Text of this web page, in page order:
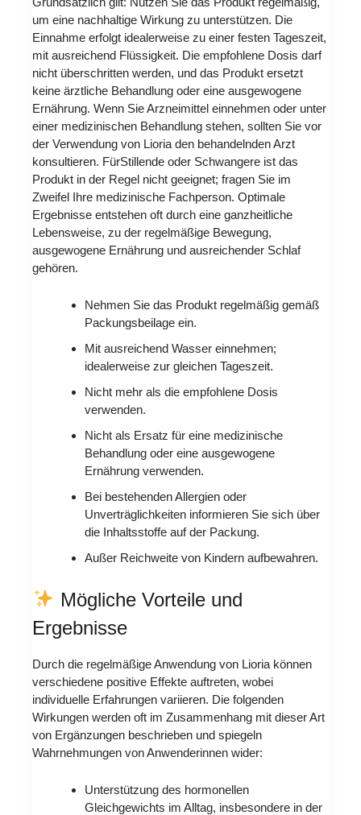
um eine nachhaltige Wirkung zu unterstützen. Die
Einnahme erfolgt idealerweise zu einer festen Tageszeit,
mit ausreichend Flüssigkeit. Die empfohlene Dosis darf
nicht überschritten werden, und das Produkt ersetzt
keine ärztliche Behandlung oder eine ausgewogene
Ernährung. Wenn Sie Arzneimittel einnehmen oder unter
einer medizinischen Behandlung stehen, sollten Sie vor
der Verwendung von Lioria den behandelnden Arzt
konsultieren. FürStillende oder Schwangere ist das
Produkt in der Regel nicht geeignet; fragen Sie im
Zweifel Ihre medizinische Fachperson. Optimale
Ergebnisse entstehen oft durch eine ganzheitliche
Lebensweise, zu der regelmäßige Bewegung,
ausgewogene Ernährung und ausreichender Schlaf
gehören.
Nehmen Sie das Produkt regelmäßig gemäß
Packungsbeilage ein.
Mit ausreichend Wasser einnehmen;
idealerweise zur gleichen Tageszeit.
Nicht mehr als die empfohlene Dosis
verwenden.
Nicht als Ersatz für eine medizinische
Behandlung oder eine ausgewogene
Ernährung verwenden.
Bei bestehenden Allergien oder
Unverträglichkeiten informieren Sie sich über
die Inhaltsstoffe auf der Packung.
Außer Reichweite von Kindern aufbewahren.
Mögliche Vorteile und
Ergebnisse
Durch die regelmäßige Anwendung von Lioria können
verschiedene positive Effekte auftreten, wobei
individuelle Erfahrungen variieren. Die folgenden
Wirkungen werden oft im Zusammenhang mit dieser Art
von Ergänzungen beschrieben und spiegeln
Wahrnehmungen von Anwenderinnen wider:
Unterstützung des hormonellen
Gleichgewichts im Alltag, insbesondere in der